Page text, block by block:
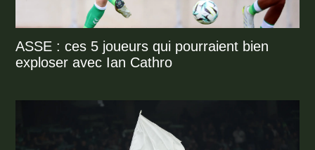
ASSE : ces 5 joueurs qui pourraient bien
exploser avec Ian Cathro